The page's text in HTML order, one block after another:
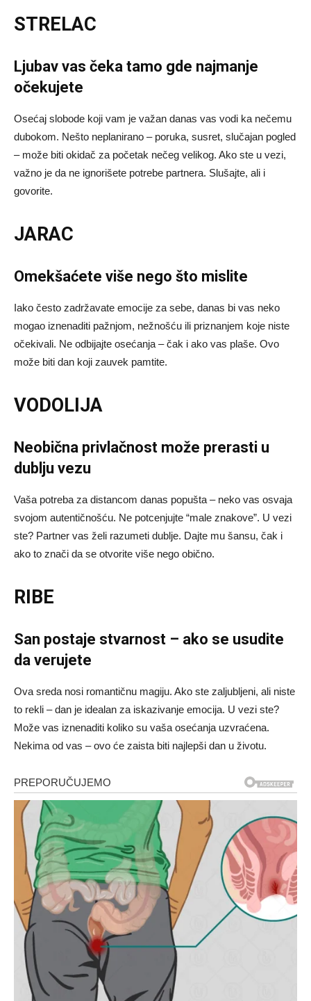
STRELAC
Ljubav vas čeka tamo gde najmanje
očekujete
Osećaj slobode koji vam je važan danas vas vodi ka nečemu
dubokom. Nešto neplanirano – poruka, susret, slučajan pogled
– može biti okidač za početak nečeg velikog. Ako ste u vezi,
važno je da ne ignorišete potrebe partnera. Slušajte, ali i
govorite.
JARAC
Omekšaćete više nego što mislite
Iako često zadržavate emocije za sebe, danas bi vas neko
mogao iznenaditi pažnjom, nežnošću ili priznanjem koje niste
očekivali. Ne odbijajte osećanja – čak i ako vas plaše. Ovo
može biti dan koji zauvek pamtite.
VODOLIJA
Neobična privlačnost može prerasti u
dublju vezu
Vaša potreba za distancom danas popušta – neko vas osvaja
svojom autentičnošću. Ne potcenjujte “male znakove”. U vezi
ste? Partner vas želi razumeti dublje. Dajte mu šansu, čak i
ako to znači da se otvorite više nego obično.
RIBE
San postaje stvarnost – ako se usudite
da verujete
Ova sreda nosi romantičnu magiju. Ako ste zaljubljeni, ali niste
to rekli – dan je idealan za iskazivanje emocija. U vezi ste?
Može vas iznenaditi koliko su vaša osećanja uzvraćena.
Nekima od vas – ovo će zaista biti najlepši dan u životu.